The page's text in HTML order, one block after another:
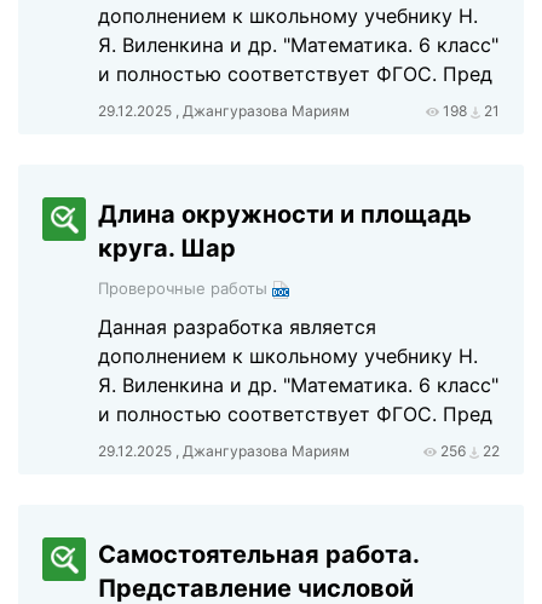
дополнением к школьному учебнику Н.
Я. Виленкина и др. "Математика. 6 класс"
и полностью соответствует ФГОС. Пред
29.12.2025 , Джангуразова Мариям 198 21
Длина окружности и площадь
круга. Шар
Проверочные работы
Данная разработка является
дополнением к школьному учебнику Н.
Я. Виленкина и др. "Математика. 6 класс"
и полностью соответствует ФГОС. Пред
29.12.2025 , Джангуразова Мариям 256 22
Самостоятельная работа.
Представление числовой